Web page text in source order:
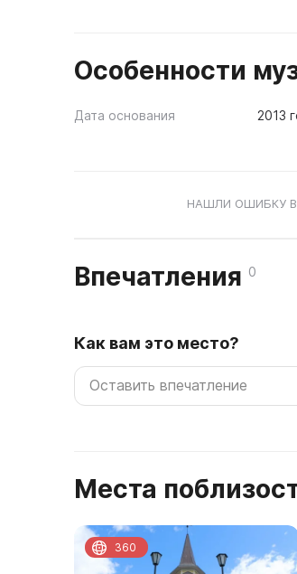
Особенности
Дата основания 2013
НАШЛИ ОШИБКУ В
Впечатления 0
Как вам это место?
Места
360